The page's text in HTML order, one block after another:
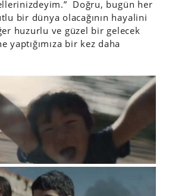
Doğru, bugün her
bir dünya olacağının hayalini
huzurlu ve güzel bir gelecek
yaptığımıza bir kez daha